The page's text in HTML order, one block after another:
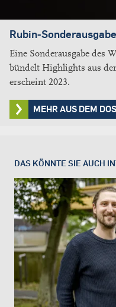
Rubin-
Eine Sonderausgabe des
bündelt Highlights aus
erscheint 2023.
MEHR AUS DEM
DAS KÖNNTE SIE AUCH